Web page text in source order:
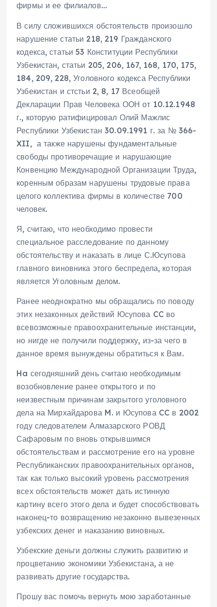
фирмы и ее филиалов…
В силу сложившихся обстоятельств произошло
нарушение статьи 218, 219 Гражданского
кодекса, статьи 53 Конституции Республики
Узбекистан, статьи 205, 206, 167, 168, 170, 175,
184, 209, 228, Уголовного кодекса Республики
Узбекистан и стстьи 2, 8, 17 Всеобщей
Декларации Прав Человека ООН от 10.12.1948
г., которую ратифицировал Олий Мажлис
Республики Узбекистан 30.09.1991 г. за № 366-
XII, а также нарушены фундаментальные
свободы противоречащие и нарушающие
Конвенцию Международной Организации Труда,
коренным образам нарушены трудовые права
целого коллектива фирмы в количестве 700
человек.
Я, считаю, что необходимо провести
специальное расследование по данному
обстоятельству и наказать в лице С.Юсупова
главного виновника этого беспредела, которая
является Уголовным делом.
Ранее неоднократно мы обращались по поводу
этих незаконных действий Юсупова CC во
всевозможные правоохранительные инстанции,
но нигде не получили поддержку, из-за чего в
данное время вынуждены обратиться к Вам.
Ha сегодняшний день считаю необходимым
возобновление ранее открытого и по
неизвестным причинам закрытого уголовного
дела на Мирхайдарова M. и Юсупова CC в 2002
году следователем Алмазарского РОВД
Сафаровым по вновь открывшимся
обстоятельствам и рассмотрение его на уровне
Республиканских правоохранительных органов,
так как только высокий уровень рассмотрения
всех обстоятельств может дать истинную
картину всего этого дела и будет способствовать
наконец-то возвращению незаконно вывезенных
узбекских денег и наказанию виновных.
Узбекские деньги должны служить развитию и
процветанию экономики Узбекистана, а не
развивать другие государства.
Прошу вас помочь вернуть мою заработанные